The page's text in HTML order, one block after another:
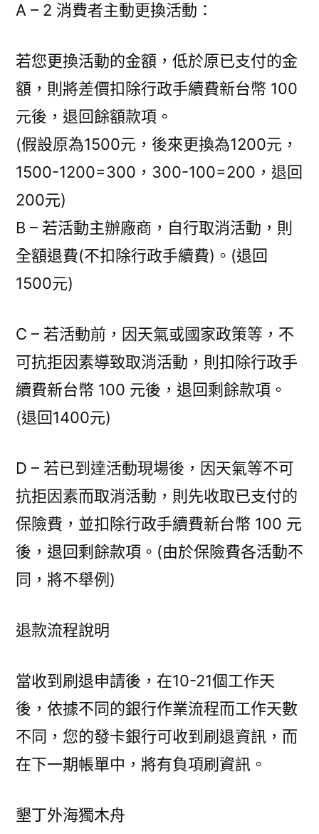
A – 2 消費者主動更換活動：
若您更換活動的金額，低於原已支付的金
額，則將差價扣除行政手續費新台幣 100
元後，退回餘額款項。
(假設原為1500元，後來更換為1200元，
1500-1200=300，300-100=200，退回
200元)
B – 若活動主辦廠商，自行取消活動，則
全額退費(不扣除行政手續費)。(退回
1500元)
C – 若活動前，因天氣或國家政策等，不
可抗拒因素導致取消活動，則扣除行政手
續費新台幣 100 元後，退回剩餘款項。
(退回1400元)
D – 若已到達活動現場後，因天氣等不可
抗拒因素而取消活動，則先收取已支付的
保險費，並扣除行政手續費新台幣 100 元
後，退回剩餘款項。(由於保險費各活動不
同，將不舉例)
退款流程說明
當收到刷退申請後，在10-21個工作天
後，依據不同的銀行作業流程而工作天數
不同，您的發卡銀行可收到刷退資訊，而
在下一期帳單中，將有負項刷資訊。
墾丁外海獨木舟